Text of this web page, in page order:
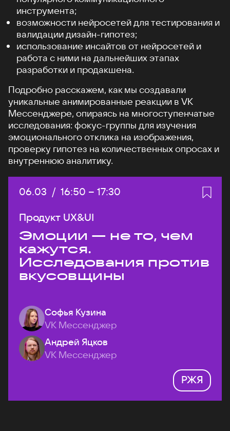
инструмента;
возможности нейросетей для тестирования и
валидации дизайн-гипотез;
использование инсайтов от нейросетей и
работа с ними на дальнейших этапах
разработки и продакшена.
Подробно расскажем, как мы создавали
уникальные анимированные реакции в VK
Мессенджере, опираясь на многоступенчатые
исследования: фокус-группы для изучения
эмоционального отклика на изображения,
проверку гипотез на количественных опросах и
внутреннюю аналитику.
Дата:
06.03 / Начало:
16:50 – Конец:
17:30
Продукт UX&UI
Эмоции — не то, чем
кажутся.
Исследования против
вкусовщины
Софья Кузина
VK Мессенджер
Андрей Яцков
VK Мессенджер
РЖЯ